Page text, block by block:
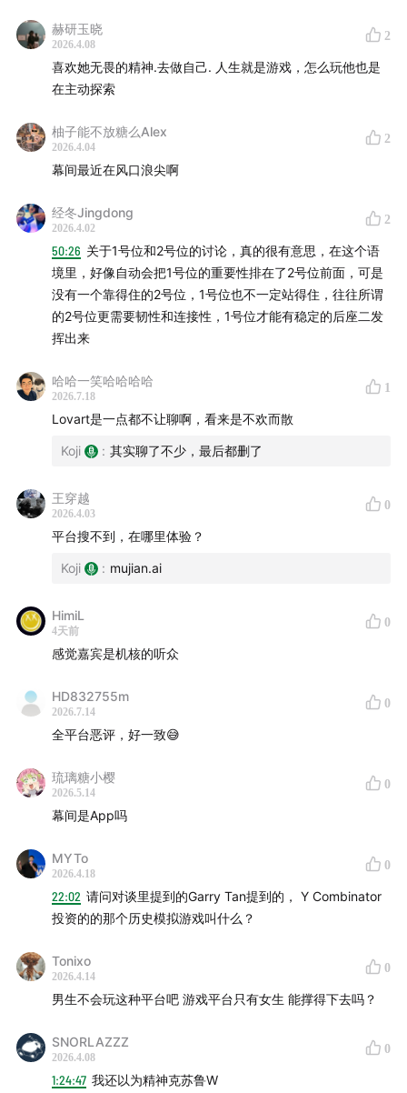
在用手机、提示词和自己的欲望，快速“手搓”出新的世
界。
如果你关注 AI To C、消费级产品、内容平台、游戏、
Agent，或者你正在思考：
造新的快乐？新的创作生态？新的平台机会？
小红书、哔哩哔哩
📒 文字版将发布于 @十字路口Crossing 公众号。
赫研玉晓
2026.4.08
2
喜欢她无畏的精神.去做自己. 人生就是游戏，怎么玩他也是
在主动探索
柚子能不放糖么Alex
2026.4.04
2
幕间最近在风口浪尖啊
经冬Jingdong
2026.4.02
2
50:26 关于1号位和2号位的讨论，真的很有意思，在这个语
境里，好像自动会把1号位的重要性排在了2号位前面，可是
没有一个靠得住的2号位，1号位也不一定站得住，往往所谓
的2号位更需要韧性和连接性，1号位才能有稳定的后座二发
挥出来
哈哈一笑哈哈哈哈
2026.7.18
1
Lovart是一点都不让聊啊，看来是不欢而散
Koji : 其实聊了不少，最后都删了
王穿越
2026.4.03
0
平台搜不到，在哪里体验？
Koji : mujian.ai
HimiL
4天前
0
感觉嘉宾是机核的听众
HD832755m
2026.7.14
0
全平台恶评，好一致😅
琉璃糖小樱
2026.5.14
0
幕间是App吗
MYTo
2026.4.18
0
22:02 请问对谈里提到的Garry Tan提到的， Y Combinator
投资的的那个历史模拟游戏叫什么？
Tonixo
2026.4.14
0
男生不会玩这种平台吧 游戏平台只有女生 能撑得下去吗？
SNORLAZZZ
2026.4.08
0
1:24:47 我还以为精神克苏鲁W